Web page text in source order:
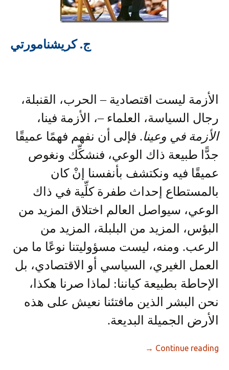
ج. كريشنامورتي
الأزمة ليست اقتصادية – الحرب، القنبلة،
رجال السياسة، العلماء –، الأزمة فينا،
الأزمة في وعينا. فإلى أن نفهم فهمًا عميقًا
جدًّا طبيعة ذاك الوعي، فنشكِّك ونغوص
عميقًا فيه ونكتشف بأنفسنا إنْ كان
بالمستطاع إحداث طفرة كلِّية في ذاك
الوعي، سيواصل العالم اختلاق المزيد من
البؤس، المزيد من البلبلة، المزيد من
الرعب. ومنه، ليست مسؤوليتنا نوعًا ما من
العمل الغيري، السياسي أو الاقتصادي، بل
الإحاطة بطبيعة كياننا: لماذا صرنا هكذا،
نحن البشر الذين مافتئنا نعيش على هذه
الأرض الجميلة البديعة.
Continue reading
→